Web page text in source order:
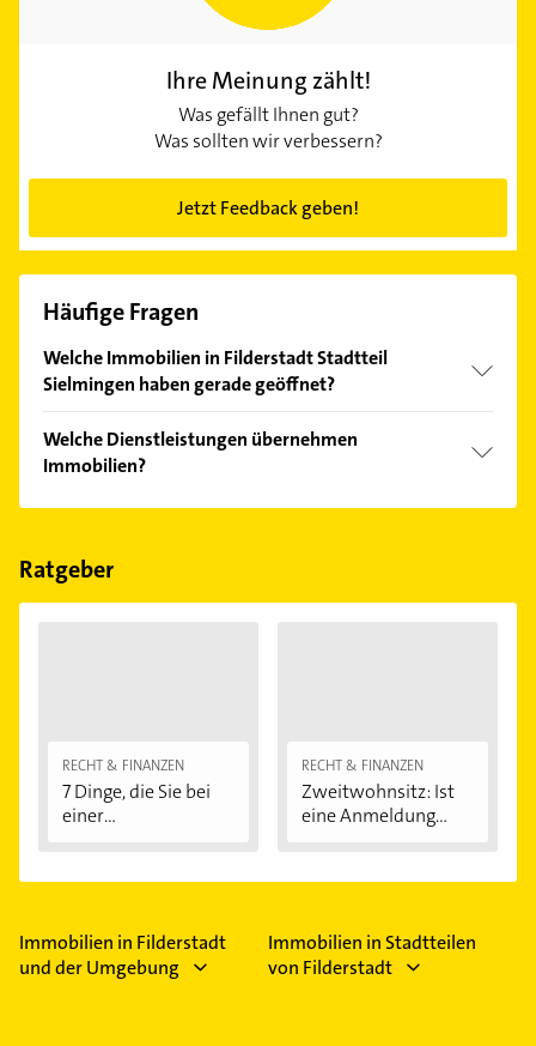
Ihre Meinung zählt!
Was gefällt Ihnen gut?
Was sollten wir verbessern?
Jetzt Feedback geben!
Häufige Fragen
Welche Immobilien in Filderstadt Stadtteil
Sielmingen haben gerade geöffnet?
Bitte beachten Sie, dass diese an Sonn- und
Feiertagen abweichen können.
Welche Dienstleistungen übernehmen
Immobilien?
Folgende Leistungen werden angeboten:
PPD- GmbH und Energietechnik.
Ratgeber
RECHT & FINANZEN
7 Dinge, die Sie bei
einer
RECHT & FINANZEN
Zweitwohnsitz: Ist
eine Anmeldung...
Immobilien in Filderstadt
und der Umgebung
Immobilien in Stadtteilen
von Filderstadt